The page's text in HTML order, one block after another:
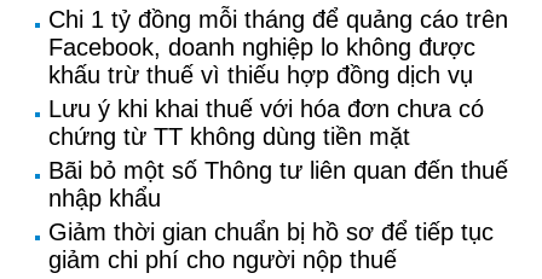
Chi 1 tỷ đồng mỗi tháng để quảng cáo trên
Facebook, doanh nghiệp lo không được
khấu trừ thuế vì thiếu hợp đồng dịch vụ
Lưu ý khi khai thuế với hóa đơn chưa có
chứng từ TT không dùng tiền mặt
Bãi bỏ một số Thông tư liên quan đến thuế
nhập khẩu
Giảm thời gian chuẩn bị hồ sơ để tiếp tục
giảm chi phí cho người nộp thuế